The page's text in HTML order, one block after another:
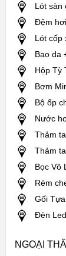
Lót sàn
Đệm
Lót cốp
Bao da
Hộp Tỳ
Bơm
Bộ ốp
Nước
Thảm
Thảm
Bọc Vô
Rèm
Gối
Đèn
NGOẠI